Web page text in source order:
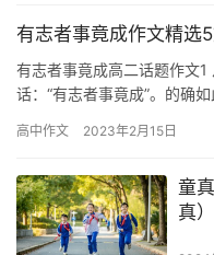
有志者事竟成作文精选
有志者事竟成高二话题作文
话：“有志者事竟成”。的确
是…
高中作文 2023年2月15日
童
真）